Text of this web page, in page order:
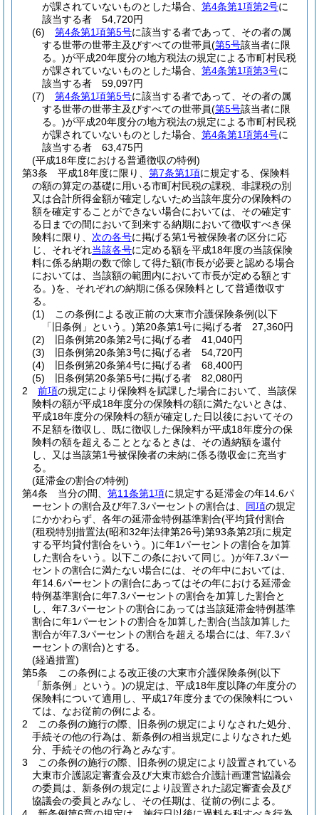
が課されていないものとした場合、 第4条第1項第2号に
該当する者 54,720円
(6)
第4条第1項第5号に該当する者であって、その者の属
する世帯の世帯主及びすべての世帯員(第5号該当者に限
る。)が平成20年度分の地方税法の規定による市町村民税
が課されていないものとした場合、 第4条第1項第3号に
該当する者 59,097円
(7)
第4条第1項第5号に該当する者であって、その者の属
する世帯の世帯主及びすべての世帯員(第5号該当者に限
る。)が平成20年度分の地方税法の規定による市町村民税
が課されていないものとした場合、 第4条第1項第4号に
該当する者 63,475円
(平成18年度における普通徴収の特例)
第3条
平成18年度に限り、 第7条第1項に規定する、保険料
の額の算定の基礎に用いる市町村民税の課税、非課税の別
又は合計所得金額が確定しないため当該年度分の保険料の
額を確定することができない場合においては、その確定す
る日までの間において到来する納期において徴収すべき保
険料に限り、 次の各号に掲げる第1号被保険者の区分に応
じ、それぞれ当該各号に定める額を平成18年度の当該保険
料に係る納期の数で除して得た額(市長が必要と認める場合
においては、当該額の範囲内において市長が定める額とす
る。)を、それぞれの納期に係る保険料として普通徴収す
る。
(1)
この条例による改正前の大東市介護保険条例(以下
「旧条例」という。)第20条第1号に掲げる者 27,360円
(2)
旧条例第20条第2号に掲げる者 41,040円
(3)
旧条例第20条第3号に掲げる者 54,720円
(4)
旧条例第20条第4号に掲げる者 68,400円
(5)
旧条例第20条第5号に掲げる者 82,080円
2
前項の規定により保険料を賦課した場合において、当該保
険料の額が平成18年度分の保険料の額に満たないときは、
平成18年度分の保険料の額が確定した日以後においてその
不足額を徴収し、既に徴収した保険料が平成18年度分の保
険料の額を超えることとなるときは、その過納額を還付
し、又は当該第1号被保険者の未納に係る徴収金に充当す
る。
(延滞金の割合の特例)
第4条
当分の間、 第11条第1項に規定する延滞金の年14.6パ
ーセントの割合及び年7.3パーセントの割合は、 同項の規定
にかかわらず、各年の延滞金特例基準割合(平均貸付割合
(租税特別措置法(昭和32年法律第26号)第93条第2項に規定
する平均貸付割合をいう。)に年1パーセントの割合を加算
した割合をいう。以下この条において同じ。)が年7.3パー
セントの割合に満たない場合には、その年中においては、
年14.6パーセントの割合にあってはその年における延滞金
特例基準割合に年7.3パーセントの割合を加算した割合と
し、年7.3パーセントの割合にあっては当該延滞金特例基準
割合に年1パーセントの割合を加算した割合(当該加算した
割合が年7.3パーセントの割合を超える場合には、年7.3パ
ーセントの割合)とする。
(経過措置)
第5条
この条例による改正後の大東市介護保険条例(以下
「新条例」という。)の規定は、平成18年度以降の年度分の
保険料について適用し、平成17年度分までの保険料につい
ては、なお従前の例による。
2
この条例の施行の際、旧条例の規定によりなされた処分、
手続その他の行為は、新条例の相当規定によりなされた処
分、手続その他の行為とみなす。
3
この条例の施行の際、旧条例の規定により設置されている
大東市介護認定審査会及び大東市総合介護計画運営協議会
の委員は、新条例の規定により設置された認定審査会及び
協議会の委員とみなし、その任期は、従前の例による。